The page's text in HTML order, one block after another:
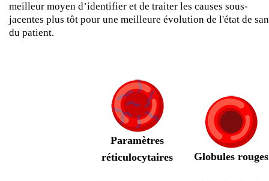
meilleur moyen d’identifier et de traiter les causes sous-
jacentes plus tôt pour une meilleure évolution de l'état de
du patient.
Paramètres
réticulocytaires
Globules rouges